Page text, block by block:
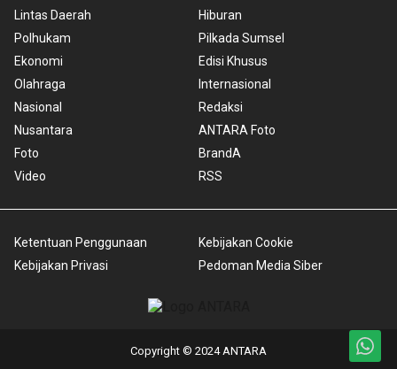
Lintas Daerah
Polhukam
Ekonomi
Olahraga
Nasional
Nusantara
Foto
Video
Hiburan
Pilkada Sumsel
Edisi Khusus
Internasional
Redaksi
ANTARA Foto
BrandA
RSS
Ketentuan Penggunaan
Kebijakan Privasi
Kebijakan Cookie
Pedoman Media Siber
Copyright © 2024 ANTARA